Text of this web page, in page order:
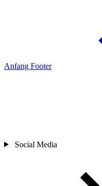
Anfang Footer
Social Media